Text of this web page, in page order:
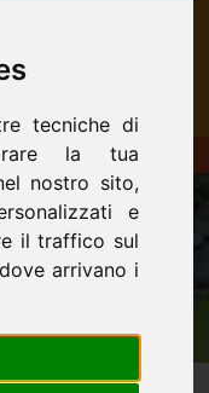
tecniche di
la tua
nostro sito,
e
il traffico sul
arrivano i
Donà di Piave